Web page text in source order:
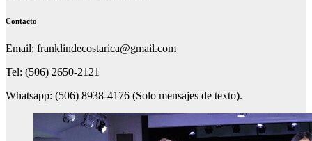
Contacto
Email: franklindecostarica@gmail.com
Tel: (506) 2650-2121
Whatsapp: (506) 8938-4176 (Solo mensajes de texto).